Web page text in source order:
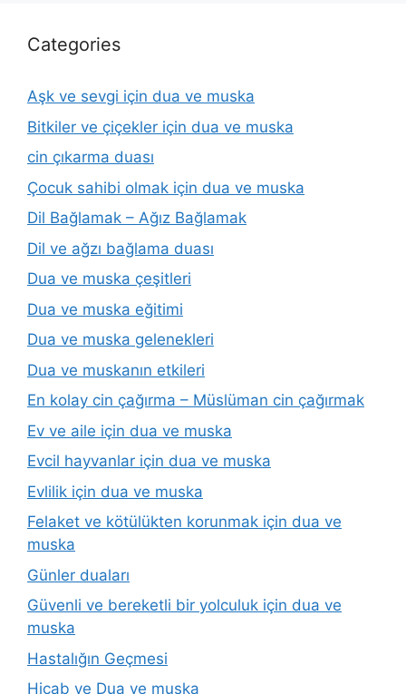
Categories
Aşk ve sevgi için dua ve muska
Bitkiler ve çiçekler için dua ve muska
cin çıkarma duası
Çocuk sahibi olmak için dua ve muska
Dil Bağlamak – Ağız Bağlamak
Dil ve ağzı bağlama duası
Dua ve muska çeşitleri
Dua ve muska eğitimi
Dua ve muska gelenekleri
Dua ve muskanın etkileri
En kolay cin çağırma – Müslüman cin çağırmak
Ev ve aile için dua ve muska
Evcil hayvanlar için dua ve muska
Evlilik için dua ve muska
Felaket ve kötülükten korunmak için dua ve
muska
Günler duaları
Güvenli ve bereketli bir yolculuk için dua ve
muska
Hastalığın Geçmesi
Hicab ve Dua ve muska